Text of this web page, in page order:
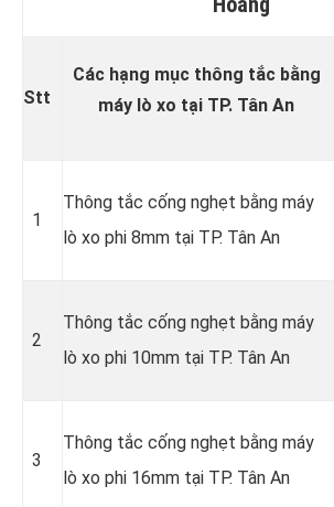
Stt
Các hạng mục thông tắc bằng
máy lò xo tại TP. Tân An
1
Thông tắc cống nghẹt bằng máy
lò xo phi 8mm tại TP. Tân An
2
Thông tắc cống nghẹt bằng máy
lò xo phi 10mm tại TP. Tân An
3
Thông tắc cống nghẹt bằng máy
lò xo phi 16mm tại TP. Tân An